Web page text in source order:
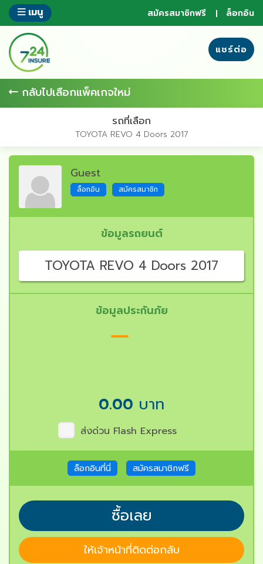
ข้าม
ส่วน
ของ
ข้อมูล
เมนู สมัครสมาชิกฟรี ล็อกอิน
แชร์ต่อ
กลับไปเลือกแพ็คเกจใหม่
รถที่เลือก
TOYOTA REVO 4 Doors 2017
Guest
ล็อกอิน สมัครสมาชิก
ข้อมูลรถยนต์
TOYOTA REVO 4 Doors 2017
ข้อมูลประกันภัย
0.00 บาท
ส่งด่วน Flash Express
ล็อกอินที่นี่ สมัครสมาชิกฟรี
ซื้อเลย
ให้เจ้าหน้าที่ติดต่อกลับ